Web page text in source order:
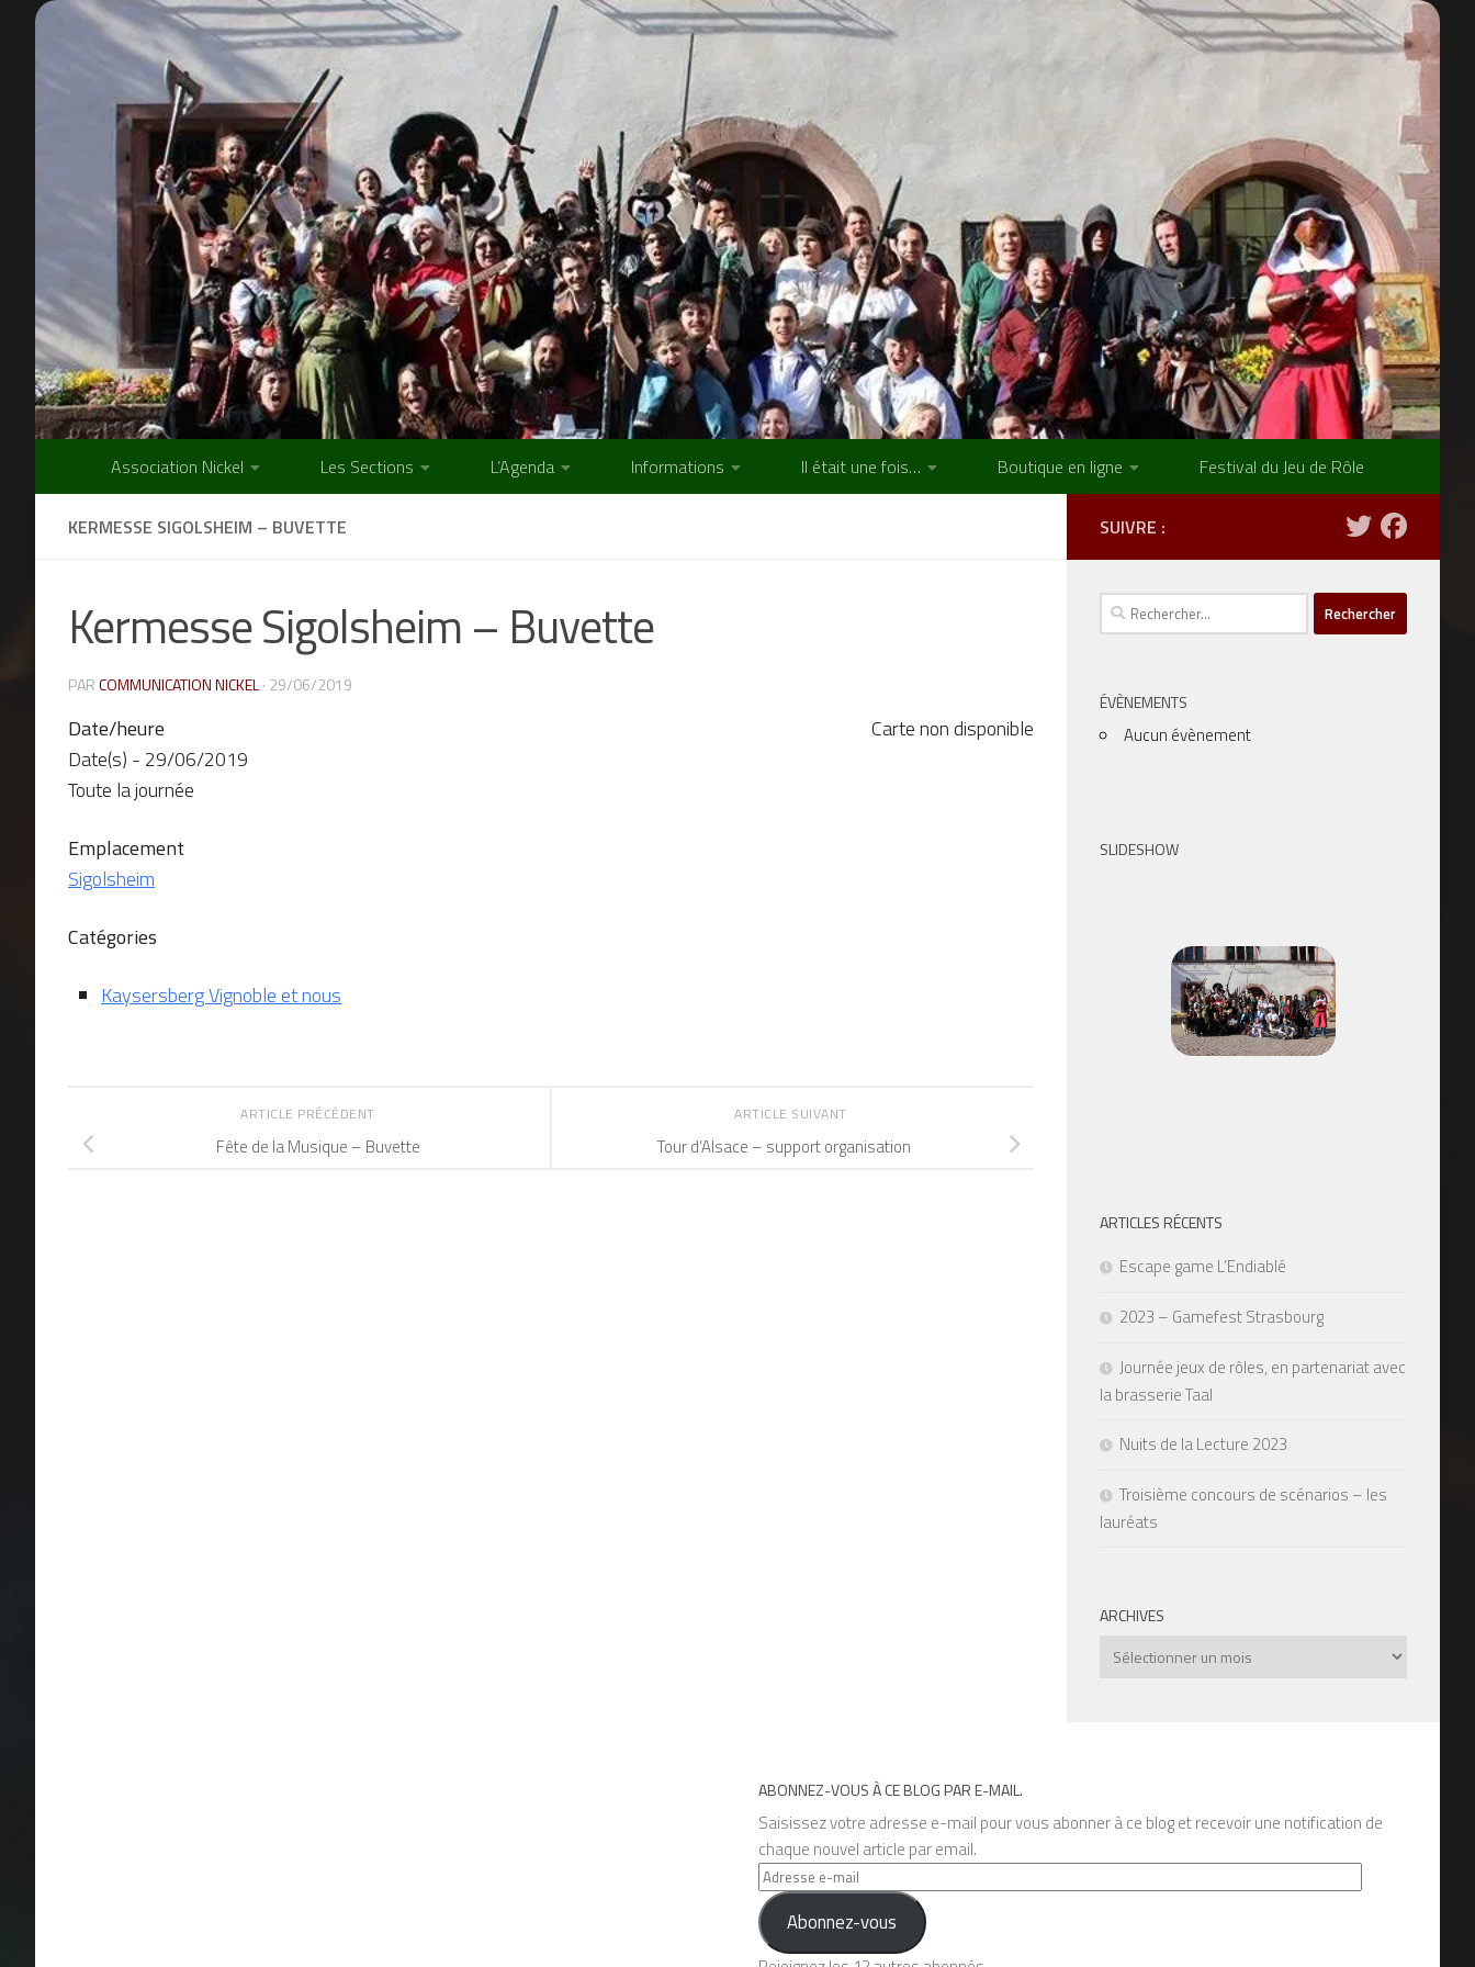
Skip to content
Association Nickel Les Sections L’Agenda Informations Il était une fois… Boutique en ligne Festival du Jeu de Rôle
KERMESSE SIGOLSHEIM – BUVETTE
Kermesse Sigolsheim – Buvette
PARCOMMUNICATION NICKEL· 29/06/2019
Carte non disponible
Date/heure
Date(s) - 29/06/2019
Toute la journée
Emplacement
Sigolsheim
Catégories
Kaysersberg Vignoble et nous
ARTICLE SUIVANT
Tour d’Alsace – support organisation
ARTICLE PRÉCÉDENT
Fête de la Musique – Buvette
SUIVRE :
Rechercher :
ÉVÈNEMENTS
Aucun évènement
SLIDESHOW
ARTICLES RÉCENTS
Escape game L’Endiablé
2023 – Gamefest Strasbourg
Journée jeux de rôles, en partenariat avec
la brasserie Taal
Nuits de la Lecture 2023
Troisième concours de scénarios – les
lauréats
ARCHIVES
Archives
ABONNEZ-VOUS À CE BLOG PAR E-MAIL.
Saisissez votre adresse e-mail pour vous abonner à ce blog et recevoir une notification de
chaque nouvel article par email.
Adresse
e-
mail Abonnez-vous